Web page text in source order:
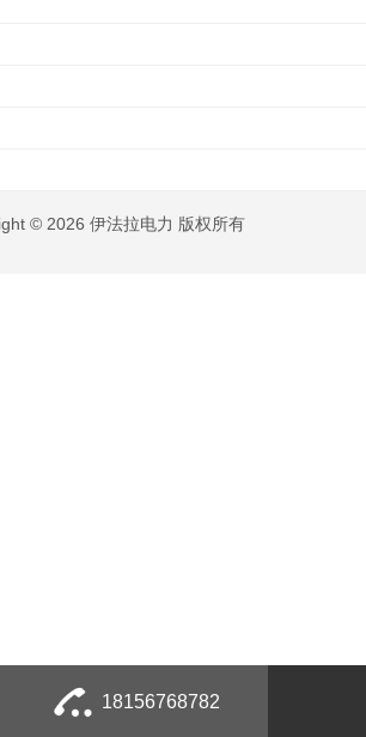
© 2026 伊法拉电力 版权所有
18156768782